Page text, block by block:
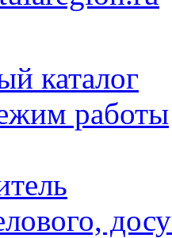
каталог
работы